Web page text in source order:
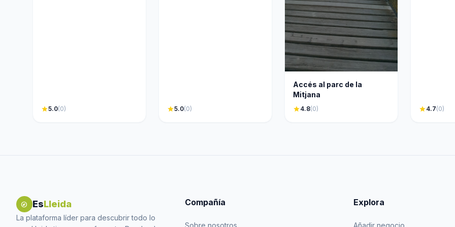
star5.0(0) star5.0(0)
Accés al parc de la
Mitjana
star4.8(0) star4.7(0)
explore EsLleida
La plataforma líder para descubrir todo lo
Compañía
Sobre nosotros
Explora
Añadir negocio